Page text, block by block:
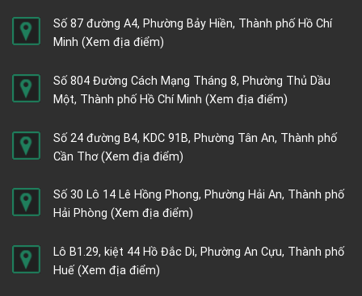
Số 87 đường A4, Phường Bảy Hiền, Thành phố Hồ Chí
Minh (Xem địa điểm)
Số 804 Đường Cách Mạng Tháng 8, Phường Thủ Dầu
Một, Thành phố Hồ Chí Minh (Xem địa điểm)
Số 24 đường B4, KDC 91B, Phường Tân An, Thành phố
Cần Thơ(Xem địa điểm)
Số 30 Lô 14 Lê Hồng Phong, Phường Hải An, Thành phố
Hải Phòng (Xem địa điểm)
Lô B1.29, kiệt 44 Hồ Đắc Di, Phường An Cựu, Thành phố
Huế (Xem địa điểm)